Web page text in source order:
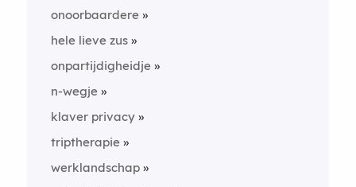
onoorbaardere
hele lieve zus
onpartijdigheidje
n-wegje
klaver privacy
triptherapie
werklandschap